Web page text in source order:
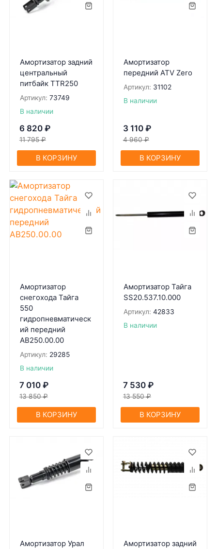
Амортизатор задний
центральный
питбайк TTR250
Артикул: 73749
В наличии
6 820 ₽
11 795 ₽
В КОРЗИНУ
Амортизатор
передний ATV Zero
Артикул: 31102
В наличии
3 110 ₽
4 960 ₽
В КОРЗИНУ
Амортизатор
снегохода Тайга
550
гидропневматическ
ий передний
AB250.00.00
Артикул: 29285
В наличии
7 010 ₽
13 850 ₽
В КОРЗИНУ
Амортизатор Тайга
SS20.537.10.000
Артикул: 42833
В наличии
7 530 ₽
13 550 ₽
В КОРЗИНУ
Амортизатор Урал
Амортизaтор зaдний